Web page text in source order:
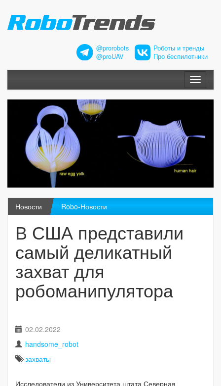
@prorobots
@proUAV
Роботы и тренды
Про беспилотники
Меню
Новости Robo-Новости
В США представили
самый деликатный
захват для
робоманипулятора
02.02.2022
handsome_robot
захваты
Исследователи из Университета штата Северная